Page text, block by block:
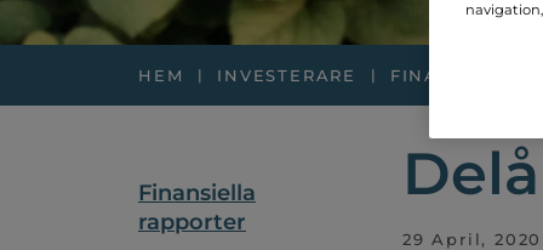
HEM INVESTERARE FINANSIELLA
Finansiella
rapporter
29 April, 2020